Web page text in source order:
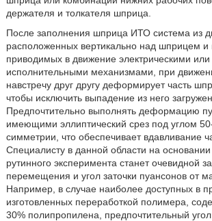
держателя и толкателя шприца.
После заполнения шприца ИТО система из
расположенных вертикально над шприцем и
приводимых в движение электрическими
исполнительными механизмами, при
навстречу друг другу деформирует часть
чтобы исключить выпадение из него
Предпочтительно выполнять деформацию
имеющими эллиптический срез под углом
симметрии, что обеспечивает вдавливание
Специалисту в данной области на основании
рутинного эксперимента станет очевидной
перемещения и угол заточки пуансонов от
Например, в случае наиболее доступных в
изготовленных переработкой полимера,
30% полипропилена, предпочтительный угол